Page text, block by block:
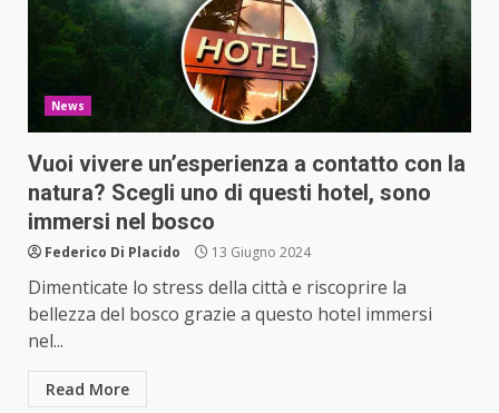
News
Vuoi vivere un’esperienza a contatto con la
natura? Scegli uno di questi hotel, sono
immersi nel bosco
Federico Di Placido 13 Giugno 2024
Dimenticate lo stress della città e riscoprire la
bellezza del bosco grazie a questo hotel immersi
nel...
Read More